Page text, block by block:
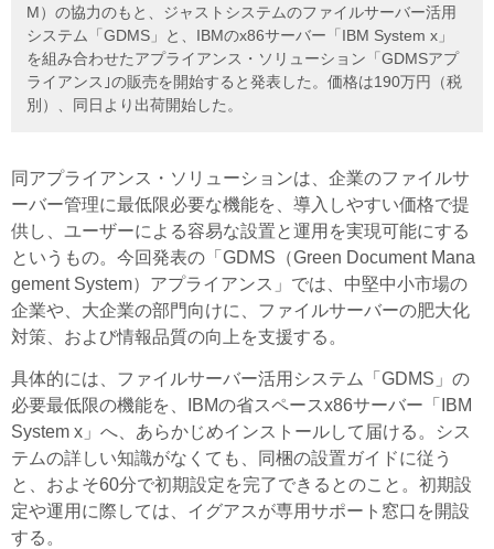
M）の協力のもと、ジャストシステムのファイルサーバー活用
システム「GDMS」と、IBMのx86サーバー「IBM System x」
を組み合わせたアプライアンス・ソリューション「GDMSアプ
ライアンス｣の販売を開始すると発表した。価格は190万円（税
別）、同日より出荷開始した。
同アプライアンス・ソリューションは、企業のファイルサ
ーバー管理に最低限必要な機能を、導入しやすい価格で提
供し、ユーザーによる容易な設置と運用を実現可能にする
というもの。今回発表の「GDMS（Green Document Mana
gement System）アプライアンス」では、中堅中小市場の
企業や、大企業の部門向けに、ファイルサーバーの肥大化
対策、および情報品質の向上を支援する。
具体的には、ファイルサーバー活用システム「GDMS」の
必要最低限の機能を、IBMの省スペースx86サーバー「IBM
System x」へ、あらかじめインストールして届ける。シス
テムの詳しい知識がなくても、同梱の設置ガイドに従う
と、およそ60分で初期設定を完了できるとのこと。初期設
定や運用に際しては、イグアスが専用サポート窓口を開設
する。